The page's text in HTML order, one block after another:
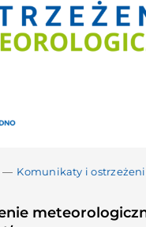
— Komunikaty i